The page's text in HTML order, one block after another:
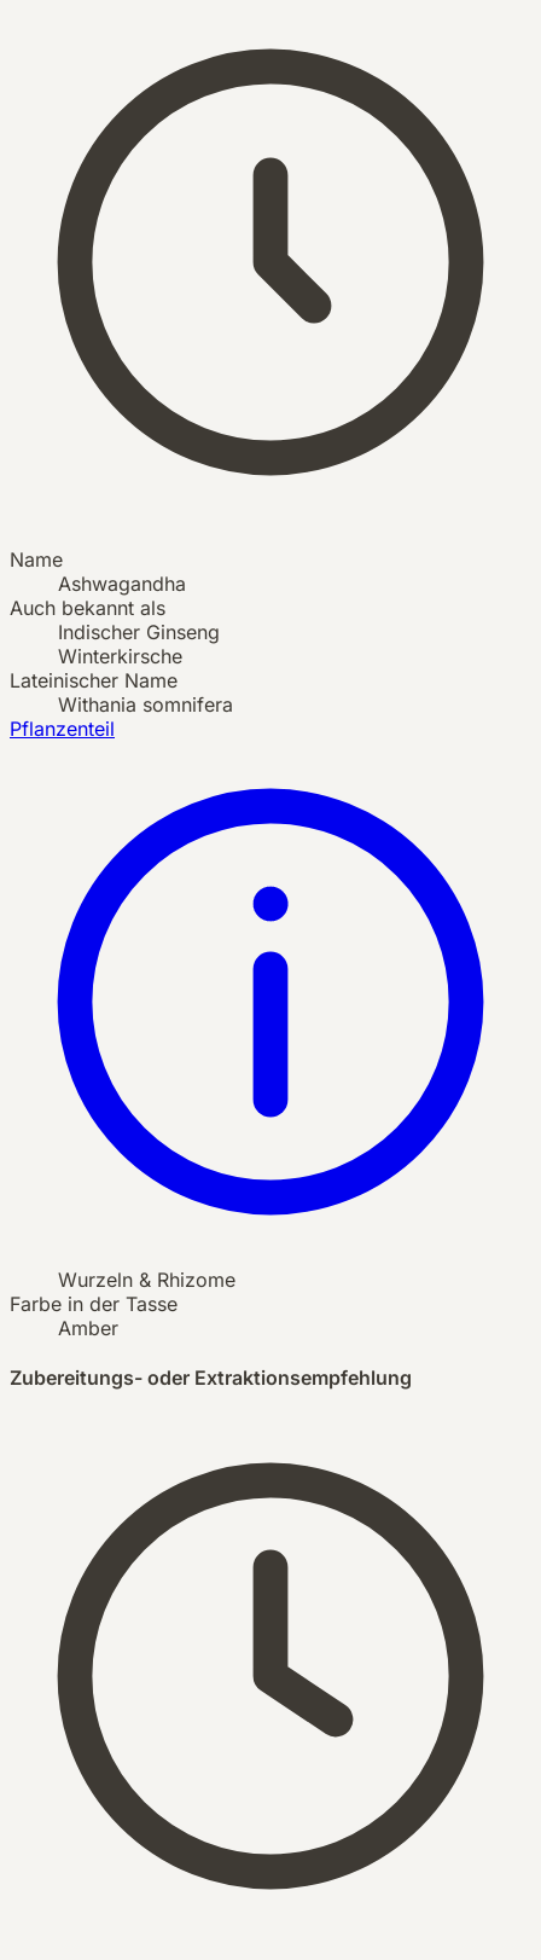
Name
Ashwagandha
Auch bekannt als
Indischer Ginseng
Winterkirsche
Lateinischer Name
Withania somnifera
Pflanzenteil
Wurzeln & Rhizome
Farbe in der Tasse
Amber
Zubereitungs- oder Extraktionsempfehlung